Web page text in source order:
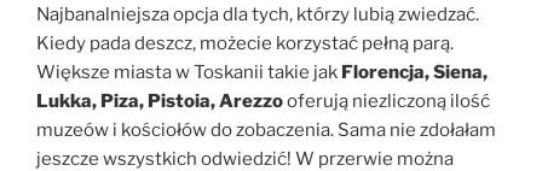
Najbanalniejsza opcja dla tych, którzy lubią zwiedzać.
Kiedy pada deszcz, możecie korzystać pełną parą.
Większe miasta w Toskanii takie jak Florencja, Siena,
Lukka, Piza, Pistoia, Arezzooferują niezliczoną ilość
muzeów i kościołów do zobaczenia. Sama nie zdołałam
jeszcze wszystkich odwiedzić! W przerwie można